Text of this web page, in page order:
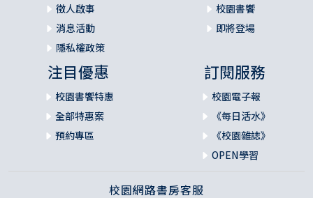
徵人啟事
消息活動
隱私權政策
校園書饗
即將登場
注目優惠
校園書饗特惠
全部特惠案
預約專區
訂閱服務
校園電子報
《每日活水》
《校園雜誌》
OPEN學習
校園網路書房客服